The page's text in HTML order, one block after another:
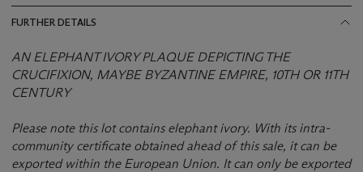
FURTHER DETAILS
AN ELEPHANT IVORY PLAQUE DEPICTING THE
CRUCIFIXION, MAYBE BYZANTINE EMPIRE, 10TH OR 11TH
CENTURY
Please note this lot contains elephant ivory. With its intra-
community certificate obtained ahead of this sale, it can be
exported within the European Union. It can only be exported